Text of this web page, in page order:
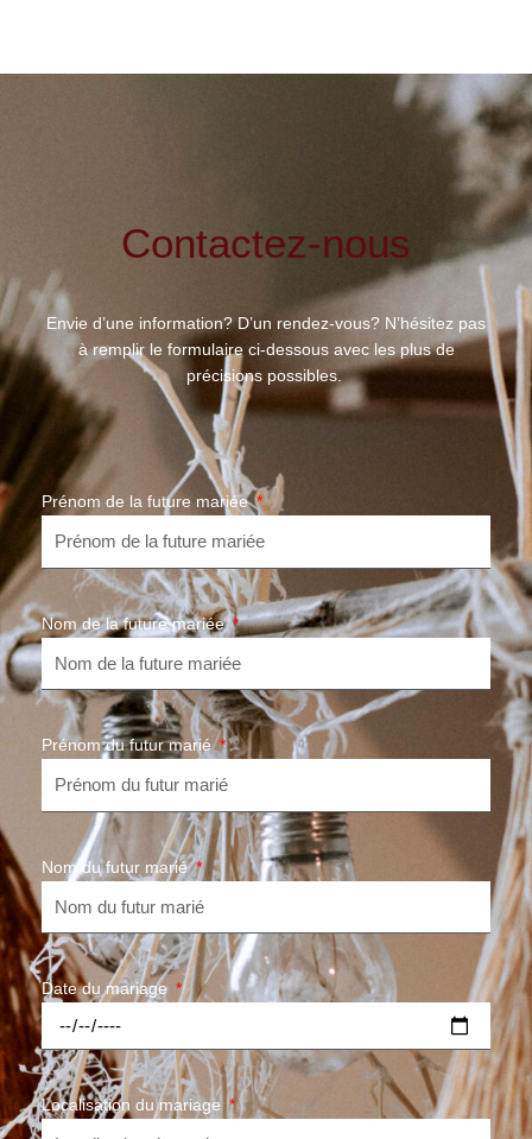
Contactez-nous
Envie d’une information? D’un rendez-vous? N’hésitez pas
à remplir le formulaire ci-dessous avec les plus de
précisions possibles.
Prénom de la future mariée
Nom de la future mariée
Prénom du futur marié
Nom du futur marié
Date du mariage
Localisation du mariage